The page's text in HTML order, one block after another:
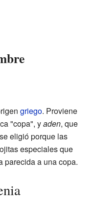
griego. Proviene
"copa", yaden, que
eligió porque las
especiales que
parecida a una copa.